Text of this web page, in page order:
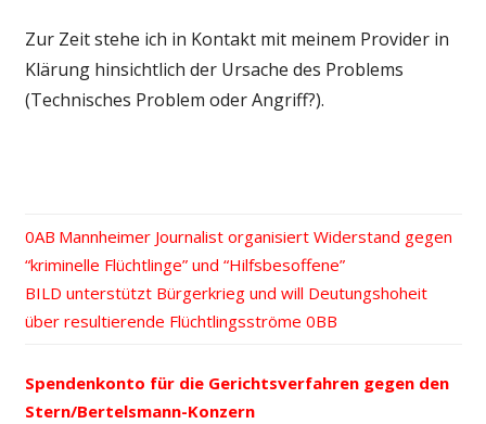
Zur Zeit stehe ich in Kontakt mit meinem Provider in
Klärung hinsichtlich der Ursache des Problems
(Technisches Problem oder Angriff?).
Beitrags-
Navigation
Vorheriger
Beitrag:
Mannheimer Journalist organisiert Widerstand gegen
“kriminelle Flüchtlinge” und “Hilfsbesoffene”
Nächster
Beitrag:
BILD unterstützt Bürgerkrieg und will Deutungshoheit
über resultierende Flüchtlingsströme
Spendenkonto für die Gerichtsverfahren gegen den
Stern/Bertelsmann-Konzern